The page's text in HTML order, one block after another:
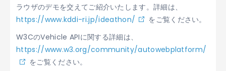
ラウザのデモを交えてご紹介いたします。詳細は、
https://www.kddi-ri.jp/ideathon/
をご覧ください。
W3CのVehicle APIに関する詳細は、
https://www.w3.org/community/autowebplatform/
をご覧ください。